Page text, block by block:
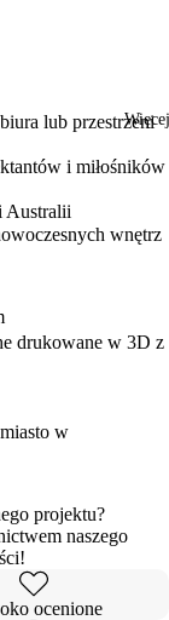
Więcej
lub przestrzeni
i miłośników
Australii
wnętrz
drukowane w 3D z
w
projektu?
naszego
ocenione